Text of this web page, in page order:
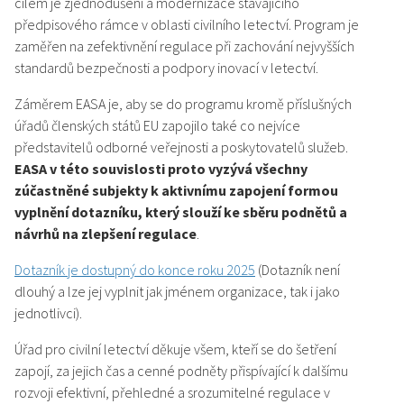
předpisového rámce v oblasti civilního letectví. Program je
zaměřen na zefektivnění regulace při zachování nejvyšších
standardů bezpečnosti a podpory inovací v letectví.
Záměrem EASA je, aby se do programu kromě příslušných
úřadů členských států EU zapojilo také co nejvíce
představitelů odborné veřejnosti a poskytovatelů služeb.
EASA v této souvislosti proto vyzývá všechny
zúčastněné subjekty k aktivnímu zapojení formou
vyplnění dotazníku, který slouží ke sběru podnětů a
návrhů na zlepšení regulace.
Dotazník je dostupný do konce roku 2025 (Dotazník není
dlouhý a lze jej vyplnit jak jménem organizace, tak i jako
jednotlivci).
Úřad pro civilní letectví děkuje všem, kteří se do šetření
zapojí, za jejich čas a cenné podněty přispívající k dalšímu
rozvoji efektivní, přehledné a srozumitelné regulace v